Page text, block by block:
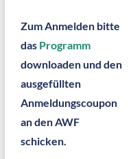
Zum Anmelden bitte
das Programm
downloaden und den
ausgefüllten
Anmeldungscoupon
an den AWF
schicken.